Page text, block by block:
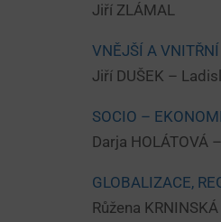
Jiří ZLÁMAL
VNĚJŠÍ A
Jiří DUŠEK –
SOCIO –
Darja HOLÁTOVÁ
GLOBALIZACE,
Růžena KRNINSKÁ